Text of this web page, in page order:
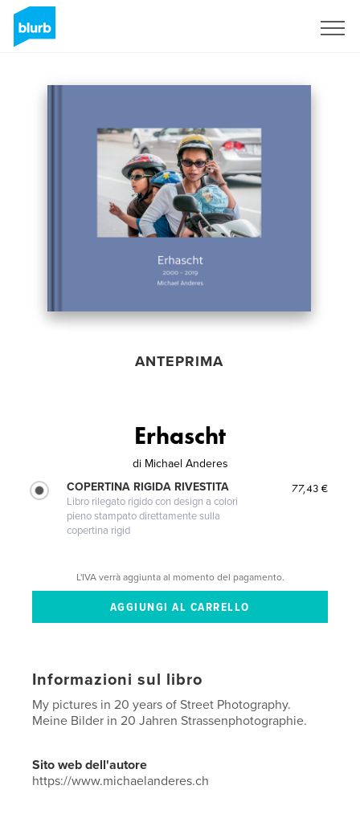
ANTEPRIMA
Erhascht
di Michael Anderes
COPERTINA RIGIDA RIVESTITA
Libro rilegato rigido con design a colori
pieno stampato direttamente sulla
copertina rigid
77,43 €
L'IVA verrà aggiunta al momento del pagamento.
Informazioni sul libro
My pictures in 20 years of Street Photography.
Meine Bilder in 20 Jahren Strassenphotographie.
Sito web dell'autore
https://www.michaelanderes.ch